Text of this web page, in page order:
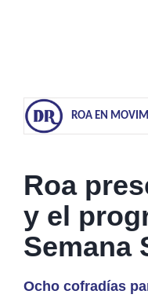
ROA EN
Roa
y el
Semana
Ocho cofradías